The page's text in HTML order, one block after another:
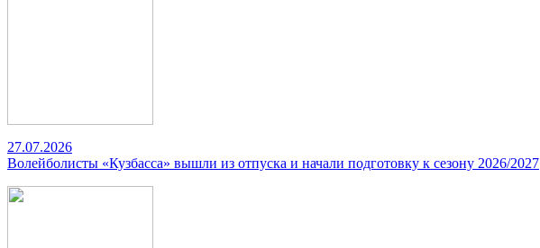
27.07.2026
Волейболисты «Кузбасса» вышли из отпуска и начали подготовку к сезону 2026/2027